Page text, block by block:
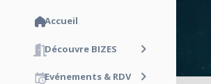
Accueil
Découvre BIZES
Evénements & RDV